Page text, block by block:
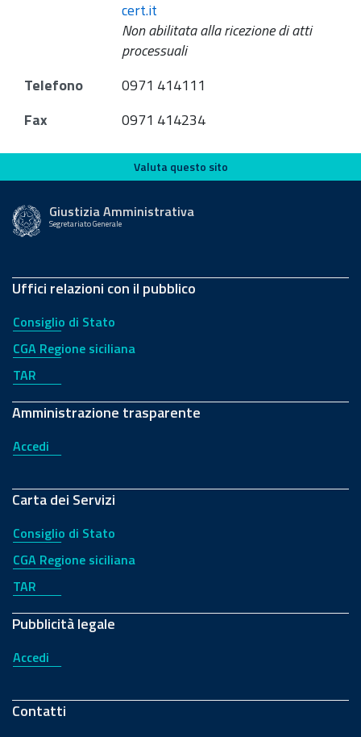
cert.it
Non abilitata alla ricezione di atti
processuali
Telefono
0971 414111
Fax
0971 414234
Valuta questo sito
Valuta questo sito
Giustizia Amministrativa
Segretariato Generale
Uffici relazioni con il pubblico
Consiglio di Stato
CGA Regione siciliana
TAR
Amministrazione trasparente
Accedi
Carta dei Servizi
Consiglio di Stato
CGA Regione siciliana
TAR
Pubblicità legale
Accedi
Contatti